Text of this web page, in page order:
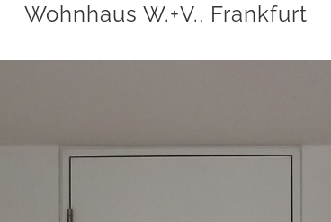
Wohnhaus W.+V., Frankfurt